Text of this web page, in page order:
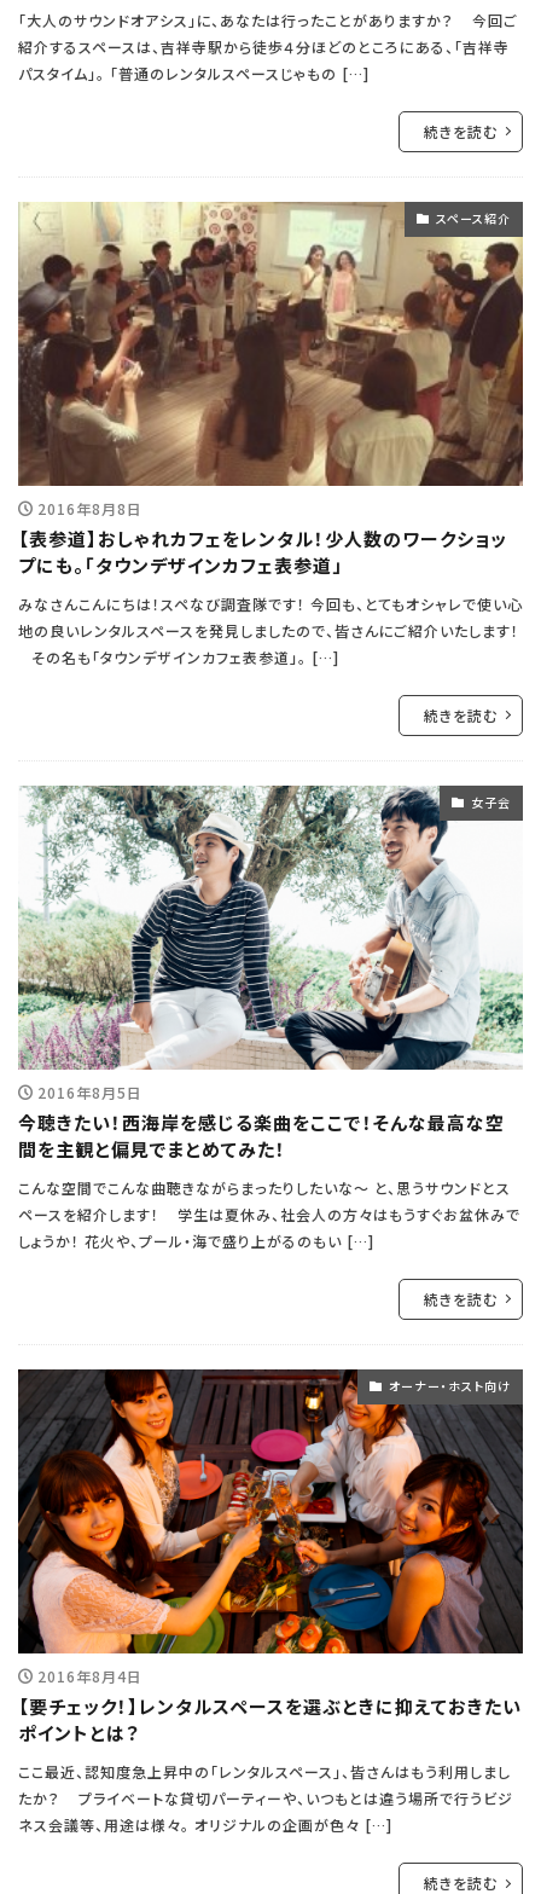
「大人のサウンドオアシス」に、あなたは行ったことがありますか？ 今回ご
紹介するスペースは、吉祥寺駅から徒歩４分ほどのところにある、「吉祥寺
パスタイム」。 「普通のレンタルスペースじゃもの […]
続きを読む
スペース紹介
2016年8月8日
【表参道】おしゃれカフェをレンタル！少人数のワークショッ
プにも。「タウンデザインカフェ表参道」
みなさんこんにちは！スペなび調査隊です！ 今回も、とてもオシャレで使い心
地の良いレンタルスペースを発見しましたので、皆さんにご紹介いたします！
その名も「タウンデザインカフェ表参道」。 […]
続きを読む
女子会
2016年8月5日
今聴きたい！西海岸を感じる楽曲をここで！そんな最高な空
間を主観と偏見でまとめてみた！
こんな空間でこんな曲聴きながらまったりしたいな～ と、思うサウンドとス
ペースを紹介します！ 学生は夏休み、社会人の方々はもうすぐお盆休みで
しょうか！ 花火や、プール・海で盛り上がるのもい […]
続きを読む
オーナー・ホスト向け
2016年8月4日
【要チェック！】レンタルスペースを選ぶときに抑えておきたい
ポイントとは？
ここ最近、認知度急上昇中の「レンタルスペース」、皆さんはもう利用しまし
たか？ プライベートな貸切パーティーや、いつもとは違う場所で行うビジ
ネス会議等、用途は様々。 オリジナルの企画が色々 […]
続きを読む